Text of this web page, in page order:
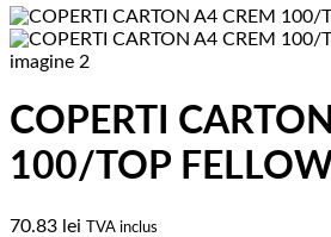
COPERTI
100/TOP
70.83 lei TVA inclus